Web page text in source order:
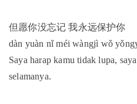
但愿你没忘记 我永远保护你
dàn yuàn nǐ méi wàngjì wǒ
Saya harap kamu tidak lupa,
selamanya.